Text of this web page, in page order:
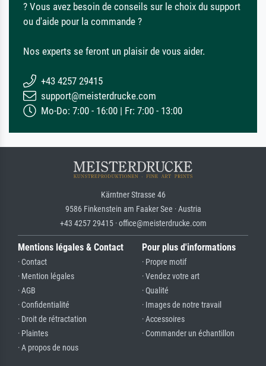
? Vous avez besoin de conseils sur le choix du support
ou d'aide pour la commande ?
Nos experts se feront un plaisir de vous aider.
+43 4257 29415
support@meisterdrucke.com
Mo-Do: 7:00 - 16:00 | Fr: 7:00 - 13:00
Kärntner Strasse 46
9586 Finkenstein am Faaker See · Austria
+43 4257 29415 · office@meisterdrucke.com
Mentions légales & Contact
· Contact
· Mention légales
· AGB
· Confidentialité
· Droit de rétractation
· Plaintes
· A propos de nous
Pour plus d'informations
· Propre motif
· Vendez votre art
· Qualité
· Images de notre travail
· Accessoires
· Commander un échantillon